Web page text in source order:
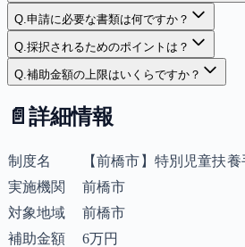
Q.申請に必要な書類は何ですか？
Q.採択されるためのポイントは？
Q.補助金額の上限はいくらですか？
📄 詳細情報
制度名
【前橋市】特別児童扶養
実施機関
前橋市
対象地域
前橋市
補助金額
6万円